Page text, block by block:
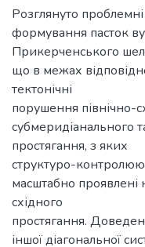
Розглянуто
формування пасток
Прикерченського
що в межах
тектонічні
порушення північно-
субмеридіанального
простягання, з яких
структуро-
масштабно проявлені
східного
простягання.
іншої діагональної